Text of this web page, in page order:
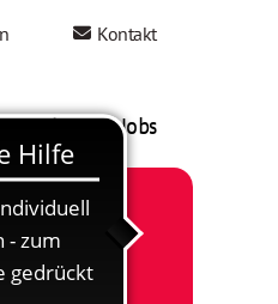
Kontakt
Mein AWO Jobs